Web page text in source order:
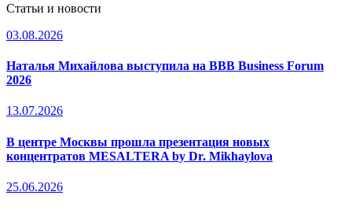
Статьи и новости
03.08.2026
Наталья Михайлова выступила на BBB Business Forum
2026
13.07.2026
В центре Москвы прошла презентация новых
концентратов MESALTERA by Dr. Mikhaylova
25.06.2026